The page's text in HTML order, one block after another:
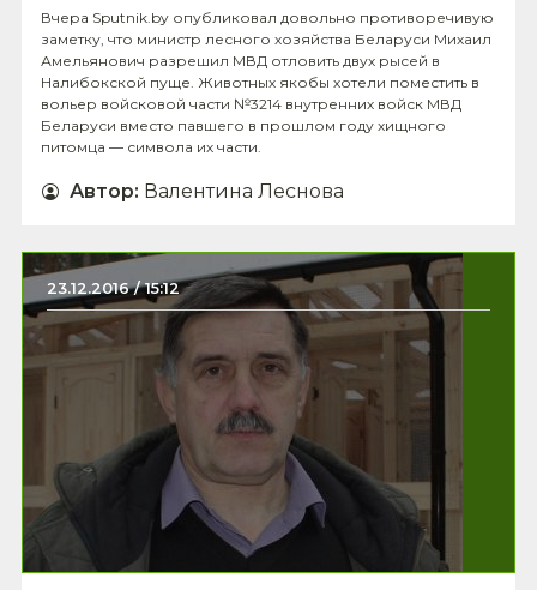
Вчера Sputnik.by опубликовал довольно противоречивую
заметку, что министр лесного хозяйства Беларуси Михаил
Амельянович разрешил МВД отловить двух рысей в
Налибокской пуще. Животных якобы хотели поместить в
вольер войсковой части №3214 внутренних войск МВД
Беларуси вместо павшего в прошлом году хищного
питомца — символа их части.
Автор: Валентина Леснова
23.12.2016 / 15:12